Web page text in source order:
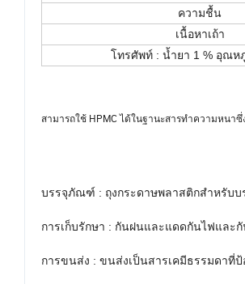
ความชื้น
เนื้อหาเถ้า
โทรศัพท์ : น้ำยา 1 % อุณห
สามารถใช้ HPMC ได้ในฐานะสารทำความหนา
บรรจุภัณฑ์ : ถุงกระดาษพลาสติกสำหรับ
การเก็บรักษา : กันฝนและแดดกันไฟและ
การขนส่ง : ขนส่งเป็นสารเคมีธรรมดาที่